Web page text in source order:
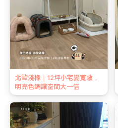
北歐淺橡｜12坪小宅變寬敞，
明亮色調讓空間大一倍